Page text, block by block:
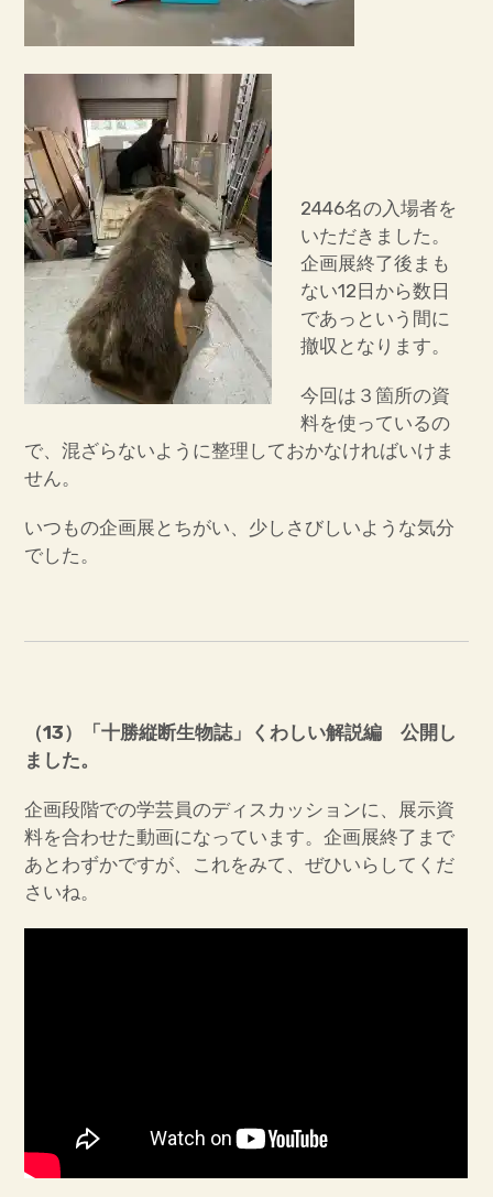
2446名の入場者を
いただきました。
企画展終了後まも
ない12日から数日
であっという間に
撤収となります。
今回は３箇所の資
料を使っているの
で、混ざらないように整理しておかなければいけま
せん。
いつもの企画展とちがい、少しさびしいような気分
でした。
（13）「十勝縦断生物誌」くわしい解説編 公開し
ました。
企画段階での学芸員のディスカッションに、展示資
料を合わせた動画になっています。企画展終了まで
あとわずかですが、これをみて、ぜひいらしてくだ
さいね。